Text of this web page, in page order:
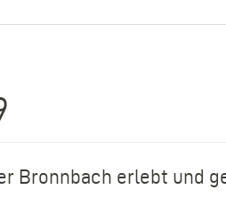
Bronnbach erlebt und